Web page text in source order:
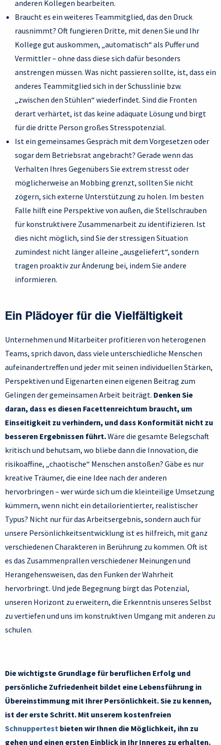
anderen Kollegen bearbeiten.
Braucht es ein weiteres Teammitglied, das den Druck
rausnimmt? Oft fungieren Dritte, mit denen Sie und Ihr
Kollege gut auskommen, „automatisch“ als Puffer und
Vermittler – ohne dass diese sich dafür besonders
anstrengen müssen. Was nicht passieren sollte, ist, dass ein
anderes Teammitglied sich in der Schusslinie bzw.
„zwischen den Stühlen“ wiederfindet. Sind die Fronten
derart verhärtet, ist das keine adäquate Lösung und birgt
für die dritte Person großes Stresspotenzial.
Ist ein gemeinsames Gespräch mit dem Vorgesetzen oder
sogar dem Betriebsrat angebracht? Gerade wenn das
Verhalten Ihres Gegenübers Sie extrem stresst oder
möglicherweise an Mobbing grenzt, sollten Sie nicht
zögern, sich externe Unterstützung zu holen. Im besten
Falle hilft eine Perspektive von außen, die Stellschrauben
für konstruktivere Zusammenarbeit zu identifizieren. Ist
dies nicht möglich, sind Sie der stressigen Situation
zumindest nicht länger alleine „ausgeliefert“, sondern
tragen proaktiv zur Änderung bei, indem Sie andere
informieren.
Ein Plädoyer für die Vielfältigkeit
Unternehmen und Mitarbeiter profitieren von heterogenen
Teams, sprich davon, dass viele unterschiedliche Menschen
aufeinandertreffen und jeder mit seinen individuellen Stärken,
Perspektiven und Eigenarten einen eigenen Beitrag zum
Gelingen der gemeinsamen Arbeit beiträgt. Denken Sie
daran, dass es diesen Facettenreichtum braucht, um
Einseitigkeit zu verhindern, und dass Konformität nicht zu
besseren Ergebnissen führt.Wäre die gesamte Belegschaft
kritisch und behutsam, wo bliebe dann die Innovation, die
risikoaffine, „chaotische“ Menschen anstoßen? Gäbe es nur
kreative Träumer, die eine Idee nach der anderen
hervorbringen – wer würde sich um die kleinteilige Umsetzung
kümmern, wenn nicht ein detailorientierter, realistischer
Typus? Nicht nur für das Arbeitsergebnis, sondern auch für
unsere Persönlichkeitsentwicklung ist es hilfreich, mit ganz
verschiedenen Charakteren in Berührung zu kommen. Oft ist
es das Zusammenprallen verschiedener Meinungen und
Herangehensweisen, das den Funken der Wahrheit
hervorbringt. Und jede Begegnung birgt das Potenzial,
unseren Horizont zu erweitern, die Erkenntnis unseres Selbst
zu vertiefen und uns im konstruktiven Umgang mit anderen zu
schulen.
Die wichtigste Grundlage für beruflichen Erfolg und
persönliche Zufriedenheit bildet eine Lebensführung in
Übereinstimmung mit Ihrer Persönlichkeit. Sie zu kennen,
ist der erste Schritt. Mit unserem kostenfreien
Schnuppertest bieten wir Ihnen die Möglichkeit, ihn zu
gehen und einen ersten Einblick in Ihr Inneres zu erhalten.